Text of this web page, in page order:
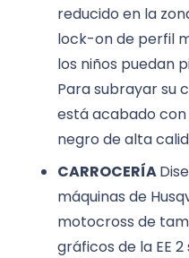
reducido en la
lock-on de perfil
los niños puedan
Para subrayar su
está acabado
negro de alta
CARROCERÍA
máquinas de
motocross de
gráficos de la EE